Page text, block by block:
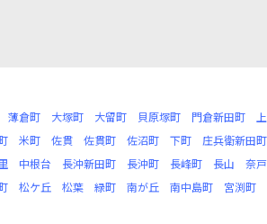
薄倉町 大塚町 大留町 貝原塚町 門倉新田町
米町 佐貫 佐貫町 佐沼町 下町 庄兵衛新田町
中根台 長沖新田町 長沖町 長峰町 長山 奈
松ケ丘 松葉 緑町 南が丘 南中島町 宮渕町